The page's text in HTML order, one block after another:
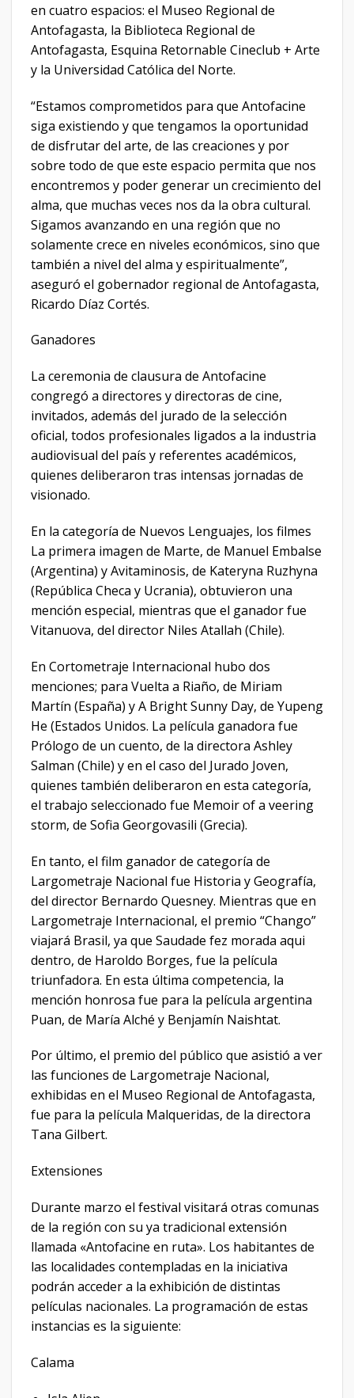
en cuatro espacios: el Museo Regional de
Antofagasta, la Biblioteca Regional de
Antofagasta, Esquina Retornable Cineclub + Arte
y la Universidad Católica del Norte.
“Estamos comprometidos para que Antofacine
siga existiendo y que tengamos la oportunidad
de disfrutar del arte, de las creaciones y por
sobre todo de que este espacio permita que nos
encontremos y poder generar un crecimiento del
alma, que muchas veces nos da la obra cultural.
Sigamos avanzando en una región que no
solamente crece en niveles económicos, sino que
también a nivel del alma y espiritualmente”,
aseguró el gobernador regional de Antofagasta,
Ricardo Díaz Cortés.
Ganadores
La ceremonia de clausura de Antofacine
congregó a directores y directoras de cine,
invitados, además del jurado de la selección
oficial, todos profesionales ligados a la industria
audiovisual del país y referentes académicos,
quienes deliberaron tras intensas jornadas de
visionado.
En la categoría de Nuevos Lenguajes, los filmes
La primera imagen de Marte, de Manuel Embalse
(Argentina) y Avitaminosis, de Kateryna Ruzhyna
(República Checa y Ucrania), obtuvieron una
mención especial, mientras que el ganador fue
Vitanuova, del director Niles Atallah (Chile).
En Cortometraje Internacional hubo dos
menciones; para Vuelta a Riaño, de Miriam
Martín (España) y A Bright Sunny Day, de Yupeng
He (Estados Unidos. La película ganadora fue
Prólogo de un cuento, de la directora Ashley
Salman (Chile) y en el caso del Jurado Joven,
quienes también deliberaron en esta categoría,
el trabajo seleccionado fue Memoir of a veering
storm, de Sofia Georgovasili (Grecia).
En tanto, el film ganador de categoría de
Largometraje Nacional fue Historia y Geografía,
del director Bernardo Quesney. Mientras que en
Largometraje Internacional, el premio “Chango”
viajará Brasil, ya que Saudade fez morada aqui
dentro, de Haroldo Borges, fue la película
triunfadora. En esta última competencia, la
mención honrosa fue para la película argentina
Puan, de María Alché y Benjamín Naishtat.
Por último, el premio del público que asistió a ver
las funciones de Largometraje Nacional,
exhibidas en el Museo Regional de Antofagasta,
fue para la película Malqueridas, de la directora
Tana Gilbert.
Extensiones
Durante marzo el festival visitará otras comunas
de la región con su ya tradicional extensión
llamada «Antofacine en ruta». Los habitantes de
las localidades contempladas en la iniciativa
podrán acceder a la exhibición de distintas
películas nacionales. La programación de estas
instancias es la siguiente:
Calama